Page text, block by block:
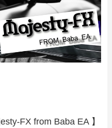
FX from Baba EA 】